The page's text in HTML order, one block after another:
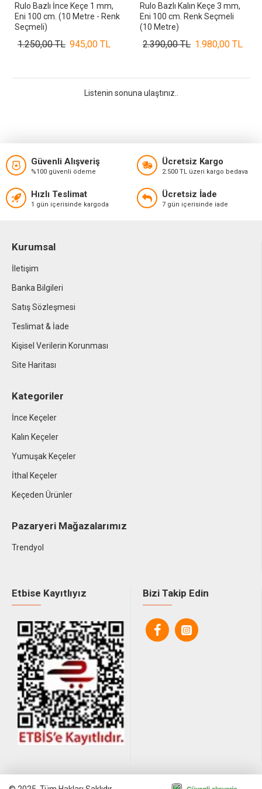
Rulo Bazlı İnce Keçe 1 mm,
Eni 100 cm. (10 Metre - Renk
Seçmeli)
945,00 TL
1.250,00 TL
Rulo Bazlı Kalın Keçe 3 mm,
Eni 100 cm. Renk Seçmeli
(10 Metre)
1.980,00 TL
2.390,00 TL
Listenin sonuna ulaştınız..
Güvenli Alışveriş
%100 güvenli ödeme
Ücretsiz Kargo
2.500 TL üzeri kargo bedava
Hızlı Teslimat
1 gün içerisinde kargoda
Ücretsiz İade
7 gün içerisinde iade
Kurumsal
İletişim
Banka Bilgileri
Satış Sözleşmesi
Teslimat & İade
Kişisel Verilerin Korunması
Site Haritası
Kategoriler
İnce Keçeler
Kalın Keçeler
Yumuşak Keçeler
İthal Keçeler
Keçeden Ürünler
Pazaryeri Mağazalarımız
Trendyol
Etbise Kayıtlıyız Bizi Takip Edin